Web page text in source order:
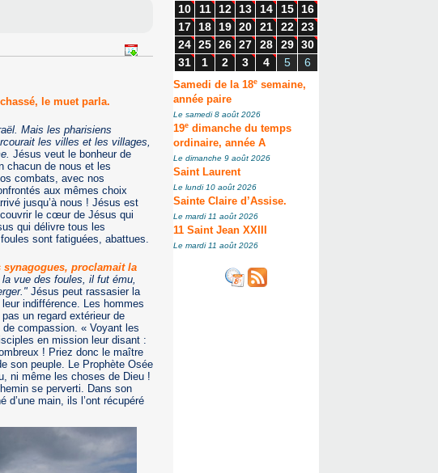
le muet parla.
Mais les pharisiens
les villes et les villages,
Jésus veut le bonheur de
chacun de nous et les
combats, avec nos
aux mêmes choix
jusqu’à nous ! Jésus est
le cœur de Jésus qui
qui délivre tous les
sont fatiguées, abattues.
proclamait la
la vue des foules, il fut ému,
Jésus peut rassasier la
indifférence. Les hommes
un regard extérieur de
compassion. « Voyant les
en mission leur disant :
! Priez donc le maître
son peuple. Le Prophète Osée
ni même les choses de Dieu !
se perverti. Dans son
main, ils l’ont récupéré
10
11 12 13 14 15
16
17
18 19 20 21 22 23
24 25 26 27 28 29 30
31
1 2 3 4 5 6
Samedi de la 18e semaine,
année paire
Le samedi 8 août 2026
19e dimanche du temps
ordinaire, année A
Le dimanche 9 août 2026
Saint Laurent
Le lundi 10 août 2026
Sainte Claire d’Assise.
Le mardi 11 août 2026
11 Saint Jean XXIII
Le mardi 11 août 2026